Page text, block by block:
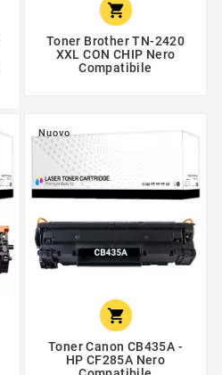

Toner Brother TN-2420
XXL CON CHIP Nero
Compatibile
Nuovo

Toner Canon CB435A -
HP CF285A Nero